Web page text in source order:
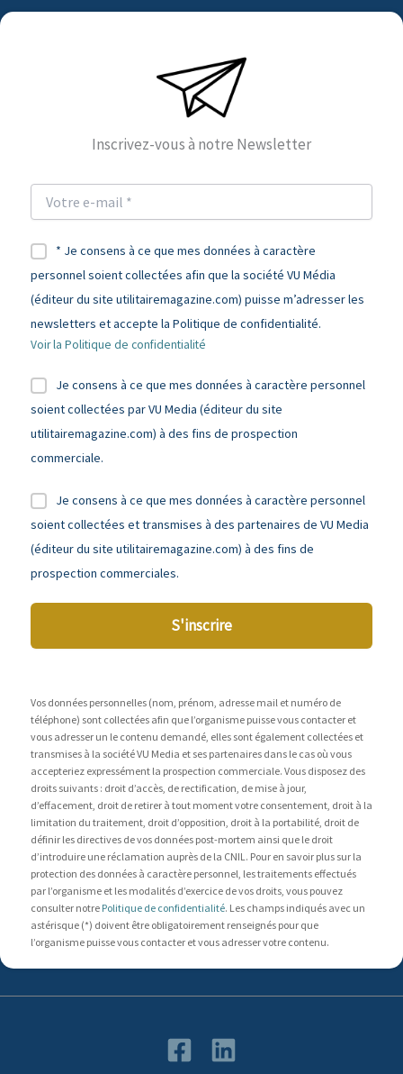
Inscrivez-vous à notre Newsletter
* Je consens à ce que mes données à caractère
personnel soient collectées afin que la société VU Média
(éditeur du site utilitairemagazine.com) puisse m’adresser les
newsletters et accepte la Politique de confidentialité.
Voir la Politique de confidentialité
Je consens à ce que mes données à caractère personnel
soient collectées par VU Media (éditeur du site
utilitairemagazine.com) à des fins de prospection
commerciale.
Je consens à ce que mes données à caractère personnel
soient collectées et transmises à des partenaires de VU Media
(éditeur du site utilitairemagazine.com) à des fins de
prospection commerciales.
S'inscrire
Vos données personnelles (nom, prénom, adresse mail et numéro de
téléphone) sont collectées afin que l’organisme puisse vous contacter et
vous adresser un le contenu demandé, elles sont également collectées et
transmises à la société VU Media et ses partenaires dans le cas où vous
accepteriez expressément la prospection commerciale. Vous disposez des
droits suivants : droit d’accès, de rectification, de mise à jour,
d’effacement, droit de retirer à tout moment votre consentement, droit à la
limitation du traitement, droit d’opposition, droit à la portabilité, droit de
définir les directives de vos données post-mortem ainsi que le droit
d’introduire une réclamation auprès de la CNIL. Pour en savoir plus sur la
protection des données à caractère personnel, les traitements effectués
par l’organisme et les modalités d’exercice de vos droits, vous pouvez
consulter notre Politique de confidentialité. Les champs indiqués avec un
astérisque (*) doivent être obligatoirement renseignés pour que
l’organisme puisse vous contacter et vous adresser votre contenu.